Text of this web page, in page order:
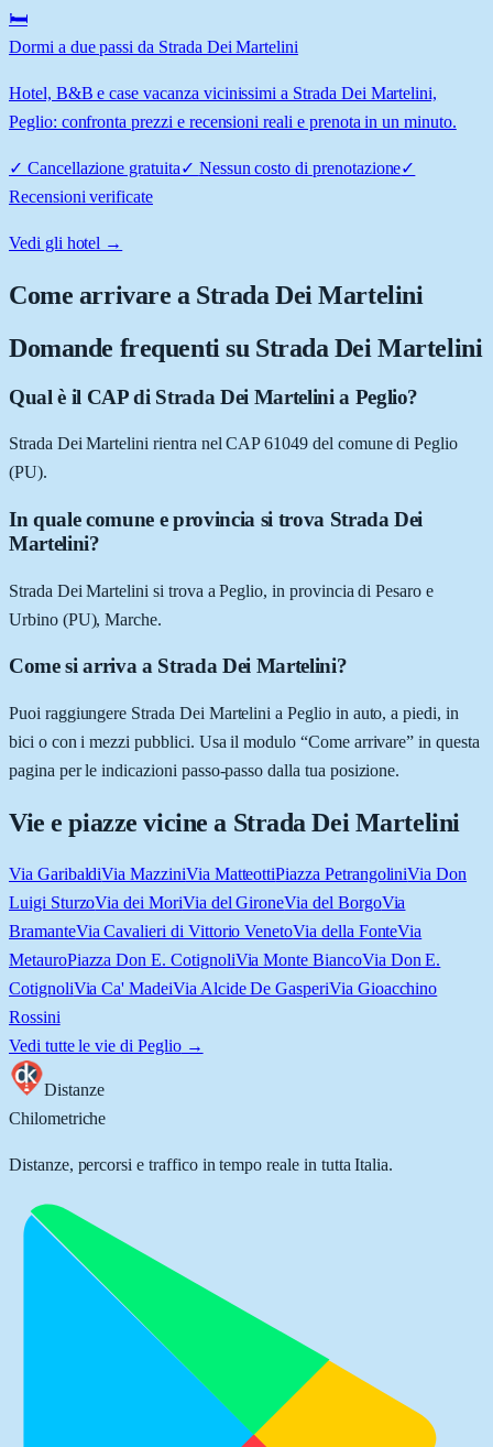
🛏️
Dormi a due passi da Strada Dei Martelini
Hotel, B&B e case vacanza vicinissimi a Strada Dei Martelini,
Peglio: confronta prezzi e recensioni reali e prenota in un minuto.
✓ Cancellazione gratuita✓ Nessun costo di prenotazione✓
Recensioni verificate
Vedi gli hotel →
Come arrivare a Strada Dei Martelini
Domande frequenti su Strada Dei Martelini
Qual è il CAP di Strada Dei Martelini a Peglio?
Strada Dei Martelini rientra nel CAP 61049 del comune di Peglio
(PU).
In quale comune e provincia si trova Strada Dei
Martelini?
Strada Dei Martelini si trova a Peglio, in provincia di Pesaro e
Urbino (PU), Marche.
Come si arriva a Strada Dei Martelini?
Puoi raggiungere Strada Dei Martelini a Peglio in auto, a piedi, in
bici o con i mezzi pubblici. Usa il modulo “Come arrivare” in questa
pagina per le indicazioni passo-passo dalla tua posizione.
Vie e piazze vicine a Strada Dei Martelini
Via GaribaldiVia MazziniVia MatteottiPiazza PetrangoliniVia Don
Luigi SturzoVia dei MoriVia del GironeVia del BorgoVia
BramanteVia Cavalieri di Vittorio VenetoVia della FonteVia
MetauroPiazza Don E. CotignoliVia Monte BiancoVia Don E.
CotignoliVia Ca' MadeiVia Alcide De GasperiVia Gioacchino
Rossini
Vedi tutte le vie di Peglio→
Distanze
Chilometriche
Distanze, percorsi e traffico in tempo reale in tutta Italia.